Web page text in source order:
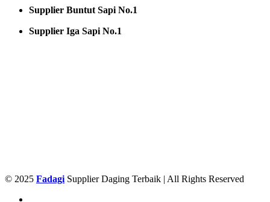
Supplier Buntut Sapi No.1
Supplier Iga Sapi No.1
© 2025 Fadagi Supplier Daging Terbaik | All Rights Reserved